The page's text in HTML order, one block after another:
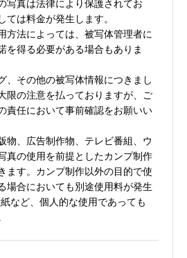
写真は法律により保護されてお
ては料金が発生します。
方法によっては、被写体管理者に
を得る必要がある場合もありま
、その他の被写体情報につきまし
限の注意を払っておりますが、ご
責任において事前確認をお願いい
物、広告制作物、テレビ番組、ウ
真の使用を前提としたカンプ制作
ます。カンプ制作以外の目的で使
場合においても別途使用料が発生
など、個人的な使用であっても